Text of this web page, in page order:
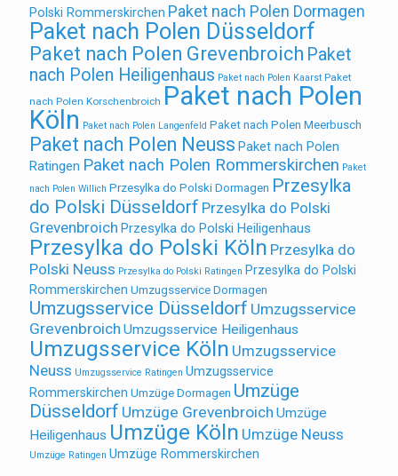
Polski Rommerskirchen Paket nach Polen Dormagen
Paket nach Polen Düsseldorf
Paket nach Polen Grevenbroich Paket
nach Polen Heiligenhaus Paket nach Polen Kaarst Paket
nach Polen Korschenbroich Paket nach Polen
Köln Paket nach Polen Langenfeld Paket nach Polen Meerbusch
Paket nach Polen Neuss Paket nach Polen
Ratingen Paket nach Polen Rommerskirchen Paket
nach Polen Willich Przesylka do Polski Dormagen Przesylka
do Polski Düsseldorf Przesylka do Polski
Grevenbroich Przesylka do Polski Heiligenhaus
Przesylka do Polski Köln Przesylka do
Polski Neuss Przesylka do Polski Ratingen Przesylka do Polski
Rommerskirchen Umzugsservice Dormagen
Umzugsservice Düsseldorf Umzugsservice
Grevenbroich Umzugsservice Heiligenhaus
Umzugsservice Köln Umzugsservice
Neuss Umzugsservice Ratingen Umzugsservice
Rommerskirchen Umzüge Dormagen Umzüge
Düsseldorf Umzüge Grevenbroich Umzüge
Heiligenhaus Umzüge Köln Umzüge Neuss
Umzüge Ratingen Umzüge Rommerskirchen